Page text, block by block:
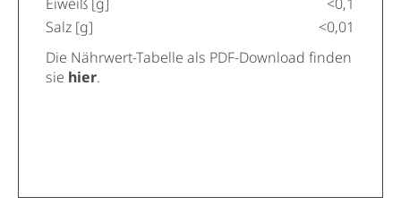
Salz [g]
<0,01
Die Nährwert-Tabelle als PDF-Download finden
sie hier.